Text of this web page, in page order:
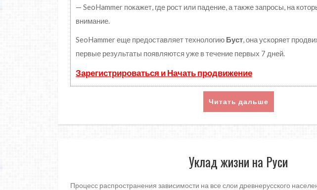
— SeoHammer покажет, где рост или падение, а также запросы, на
внимание.
SeoHammer еще предоставляет технологию Буст, она ускоряет
первые результаты появляются уже в течение первых 7 дней.
Зарегистрироваться и Начать продвижение
Читать дальше
Уклад жизни на Руси
Процесс распространения зависимости на все слои древнерусского